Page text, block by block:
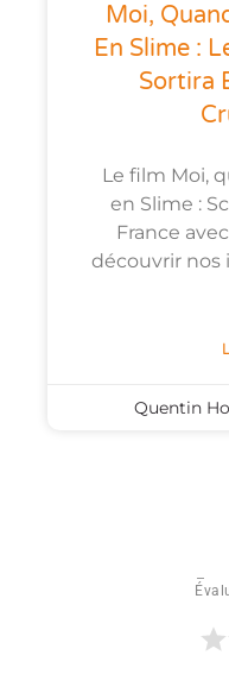
Moi,
En Slime :
Sortira
Le film Moi,
en Slime :
France
découvrir nos
Quentin